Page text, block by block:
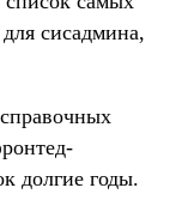
сисадмина,
долгие годы.